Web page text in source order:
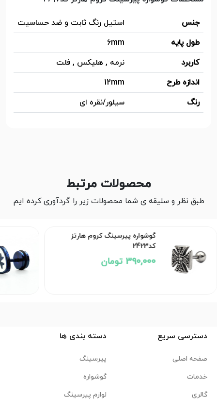
جنس
استیل رنگ ثابت و ضد حساسیت
طول پایه
6mm
کاربرد
نرمه , هلیکس , فلت
اندازه طرح
12mm
رنگ
سیلور/نقره ای
محصولات مرتبط
طبق نظر و سلیقه ی شما محصولات زیر را گردآوری کرده ایم
گوشواره پیرسینگ کروم هارتز
کد2423
390,000 تومان
دسترسی سریع
صفحه اصلی
خدمات
گالری
دسته بندی ها
پیرسینگ
گوشواره
لوازم پیرسینگ